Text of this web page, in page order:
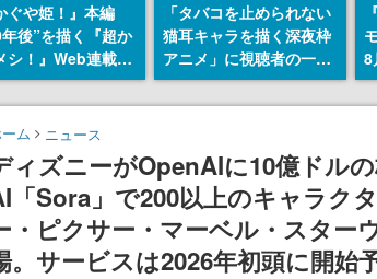
ぐや姫！』本編
後”を描く『超か
シ！』Web連載決
たなWebマンガレ
「ビビビコミッ
て特別話が掲載ス
、あのお話には…
きがある！
「タバコを止められない
猫耳キャラを描く深夜枠
アニメ」に視聴者の一部
から批判意見。違法薬物
の使用と思しき描写も含
8
ム ニュース
ィズニーがOpenAIに10億ドル
「Sora」で200以上のキャラク
・ピクサー・マーベル・スター
。サービスは2026年初頭に開始